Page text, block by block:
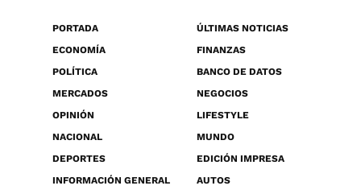
PORTADA
ÚLTIMAS NOTICIAS
ECONOMÍA
FINANZAS
POLÍTICA
BANCO DE DATOS
MERCADOS
NEGOCIOS
OPINIÓN
LIFESTYLE
NACIONAL
MUNDO
DEPORTES
EDICIÓN IMPRESA
INFORMACIÓN GENERAL
AUTOS